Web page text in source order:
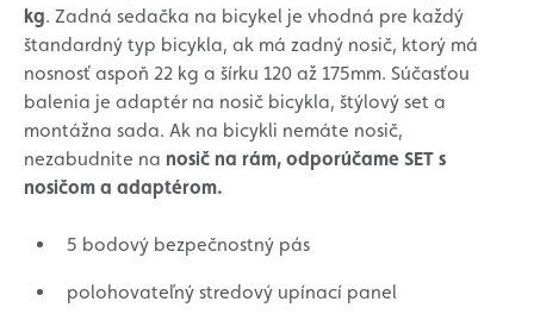
kg. Zadná sedačka na bicykel je vhodná pre každý
štandardný typ bicykla, ak má zadný nosič, ktorý má
nosnosť aspoň 22 kg a šírku 120 až 175mm. Súčasťou
balenia je adaptér na nosič bicykla, štýlový set a
montážna sada. Ak na bicykli nemáte nosič,
nezabudnite na nosič na rám, odporúčame SET s
nosičom a adaptérom.
5 bodový bezpečnostný pás
polohovateľný stredový upínací panel